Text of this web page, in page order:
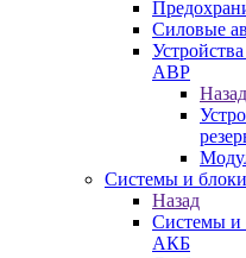
Силовые
АВР
Назад
Системы и
Назад
Системы и
АКБ